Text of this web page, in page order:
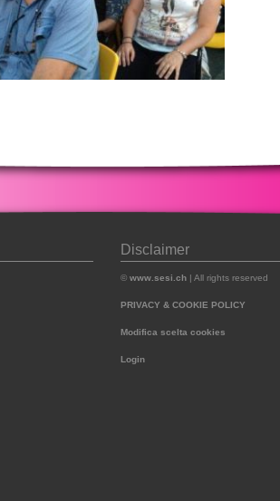
Disclaimer
© www.sesi.ch | All rights reserved
PRIVACY & COOKIE POLICY
Modifica scelta cookies
Login